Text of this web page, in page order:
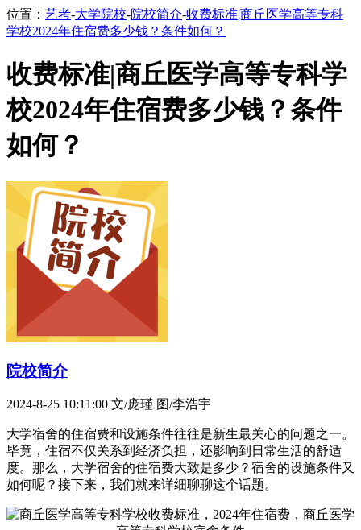
位置： 艺考-大学院校-院校简介-收费标准|商丘医学高等专科
学校2024年住宿费多少钱？条件如何？
收费标准|商丘医学高等专科学
校2024年住宿费多少钱？条件
如何？
院校简介
2024-8-25 10:11:00 文/庞瑾 图/李浩宇
大学宿舍的住宿费和设施条件往往是新生最关心的问题之一。
毕竟，住宿不仅关系到经济负担，还影响到日常生活的舒适
度。那么，大学宿舍的住宿费大致是多少？宿舍的设施条件又
如何呢？接下来，我们就来详细聊聊这个话题。